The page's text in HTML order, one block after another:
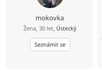
mokovka
Žena, 30 let, Ústecký
Seznámit se